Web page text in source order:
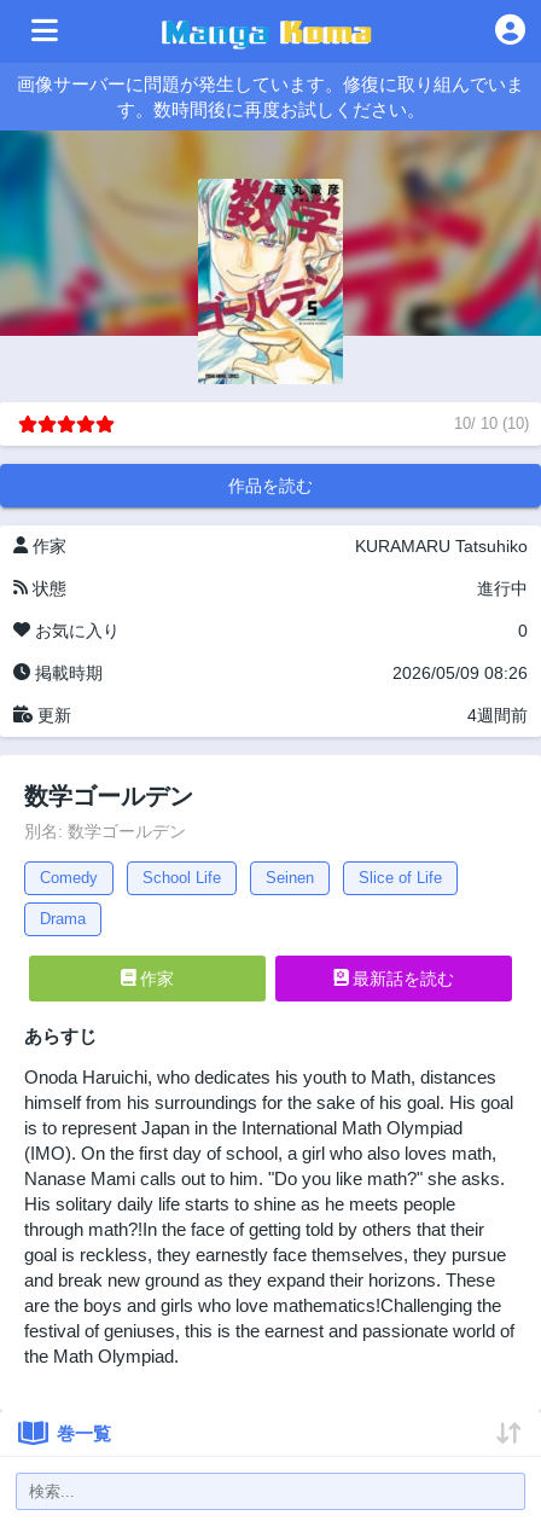
画像サーバーに問題が発生しています。修復に取り組んでいま
す。数時間後に再度お試しください。
10/ 10 (10)
作品を読む
作家 KURAMARU Tatsuhiko
状態 進行中
お気に入り 0
掲載時期 2026/05/09 08:26
更新 4週間前
数学ゴールデン
別名: 数学ゴールデン
Comedy School Life Seinen Slice of Life
Drama
作家 最新話を読む
あらすじ
Onoda Haruichi, who dedicates his youth to Math, distances
himself from his surroundings for the sake of his goal. His goal
is to represent Japan in the International Math Olympiad
(IMO). On the first day of school, a girl who also loves math,
Nanase Mami calls out to him. "Do you like math?" she asks.
His solitary daily life starts to shine as he meets people
through math?!In the face of getting told by others that their
goal is reckless, they earnestly face themselves, they pursue
and break new ground as they expand their horizons. These
are the boys and girls who love mathematics!Challenging the
festival of geniuses, this is the earnest and passionate world of
the Math Olympiad.
巻一覧